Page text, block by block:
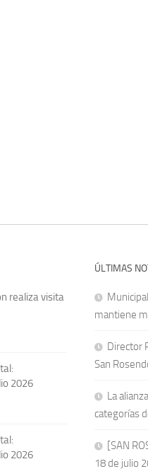
realiza visita
2026
2026
ÚLTIMAS
mantiene
Director
San
La
categorías
[SAN
18 de julio